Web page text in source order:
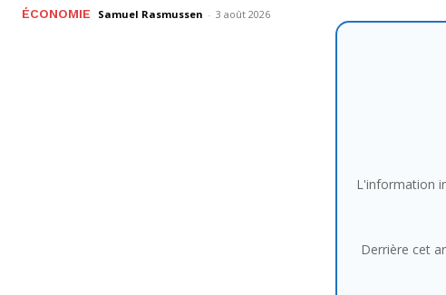
ÉCONOMIE Samuel Rasmussen - 3 août 2026
L'information
Derrière cet